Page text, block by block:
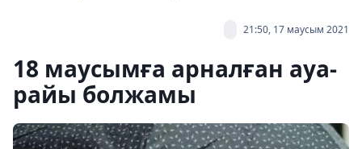
21:50, 17 маусым 2021
18 маусымға арналған ауа-
райы болжамы